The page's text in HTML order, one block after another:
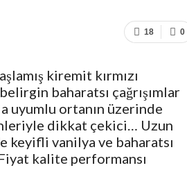
0
18
kiremit kırmızı
baharatsı çağrışımlar
uyumlu ortanın üzerinde
dikkat çekici… Uzun
keyifli vanilya ve baharatsı
kalite performansı